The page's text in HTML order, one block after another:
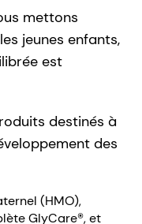
mettons
jeunes enfants,
est
destinés à
des
(HMO),
GlyCare®, et